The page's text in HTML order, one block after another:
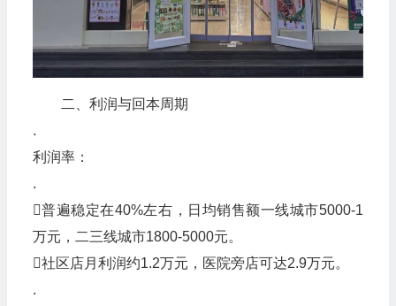
二、利润与回本周期
.
‌利润率‌：
.
普遍稳定在40%左右，日均销售额一线城市5000-1
万元，二三线城市1800-5000元。
社区店月利润约1.2万元，医院旁店可达2.9万元。
.